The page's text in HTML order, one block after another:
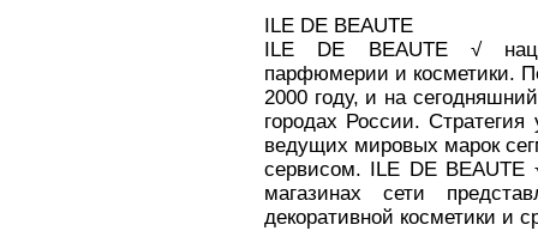
ILE DE BEAUTE
ILE DE BEAUTE √
парфюмерии и косметики.
2000 году, и на
городах России.
ведущих мировых марок
сервисом. ILE DE
магазинах сети
декоративной косметики и